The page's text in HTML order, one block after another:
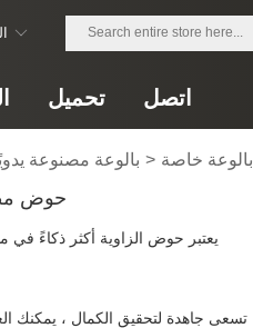
تحميل اتصل
بالوعة مصنوعة > بالوعة خاصة
حوض
يعتبر حوض الزاوية أكثر ذكاءً في